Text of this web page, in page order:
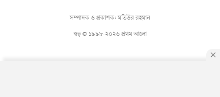
স্বত্ব © ১৯৯৮-২০২৬ প্রথম আলো
সম্পাদক ও প্রকাশক: মতিউর রহমান